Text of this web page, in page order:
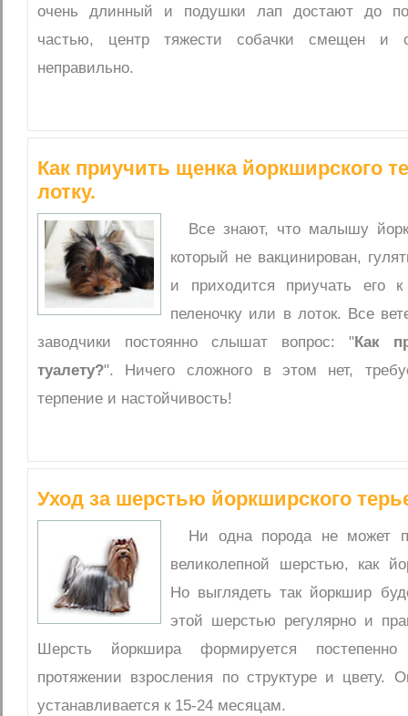
очень длинный и подушки лап достают до
частью, центр тяжести собачки смещен и
неправильно.
Как приучить щенка йоркширского
лотку.
Все знают, что малышу
который не вакцинирован,
и приходится приучать его
пеленочку или в лоток. Все
заводчики постоянно слышат вопрос: "Как
туалету?". Ничего сложного в этом нет,
терпение и настойчивость!
Уход за шерстью йоркширского
Ни одна порода не может
великолепной шерстью, как
Но выглядеть так йоркшир
этой шерстью регулярно и
Шерсть йоркшира формируется
протяжении взросления по структуре и цвету.
устанавливается к 15-24 месяцам.